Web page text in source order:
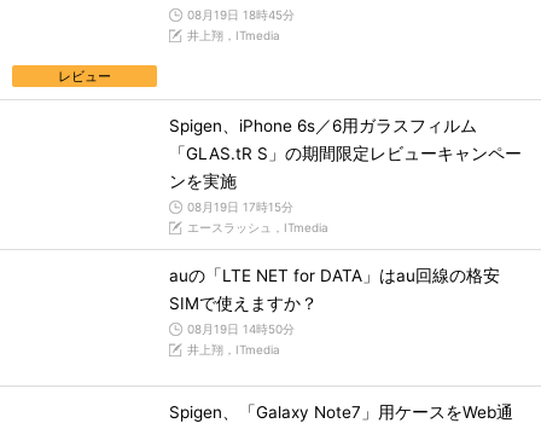
レビュー
08月19日 18時45分
井上翔，ITmedia
Spigen、iPhone 6s／6用ガラスフィルム
「GLAS.tR S」の期間限定レビューキャンペー
ンを実施
08月19日 17時15分
エースラッシュ，ITmedia
auの「LTE NET for DATA」はau回線の格安
SIMで使えますか？
08月19日 14時50分
井上翔，ITmedia
Spigen、「Galaxy Note7」用ケースをWeb通